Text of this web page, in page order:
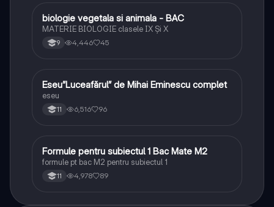
Biologie
biologie vegetala si animala - BAC
MATERIE BIOLOGIE clasele IX Şi X
9 4,446 45
Limba și literatura română
Eseu”Luceafărul” de Mihai Eminescu complet
eseu
11 6,516 96
Matematică
Formule pentru subiectul 1 Bac Mate M2
formule pt bac M2 pentru subiectul 1
11 4,978 89